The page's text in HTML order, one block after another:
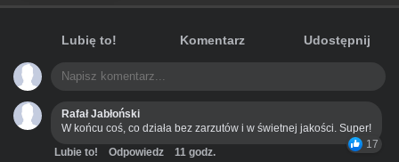
Lubię to! Komentarz Udostępnij
Rafał Jabłoński
W końcu coś, co działa bez zarzutów i w świetnej jakości. Super!
17
Lubie to! Odpowiedz
11 godz.